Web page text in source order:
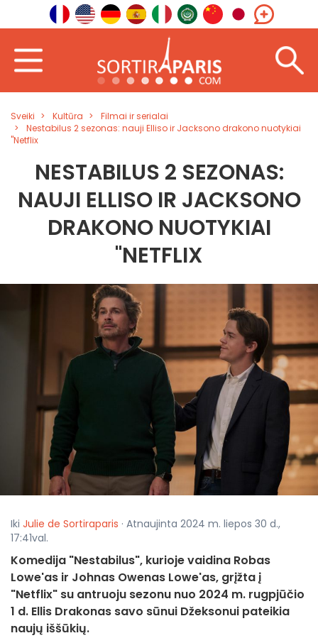
Sveiki Kultūra
Filmai ir serialai
Nestabilus 2 sezonas: nauji Elliso ir Jacksono drakono nuotykiai
"Netflix
NESTABILUS 2 SEZONAS:
NAUJI ELLISO IR JACKSONO
DRAKONO NUOTYKIAI
"NETFLIX
Iki Julie de Sortiraparis · Atnaujinta 2024 m. liepos 30 d.,
17:41val.
Komedija "Nestabilus", kurioje vaidina Robas
Lowe'as ir Johnas Owenas Lowe'as, grįžta į
"Netflix" su antruoju sezonu nuo 2024 m. rugpjūčio
1 d. Ellis Drakonas savo sūnui Džeksonui pateikia
naujų iššūkių.